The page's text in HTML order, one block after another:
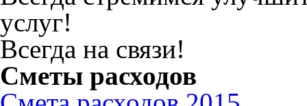
услуг!
Всегда на связи!
Сметы расходов